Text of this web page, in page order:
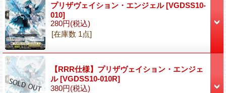
プリザヴェイション・エンジェル[VGDSS10-
010]
280円(税込)
[在庫数 1点]
【RRR仕様】プリザヴェイション・エンジェ
ル[VGDSS10-010R]
380円(税込)